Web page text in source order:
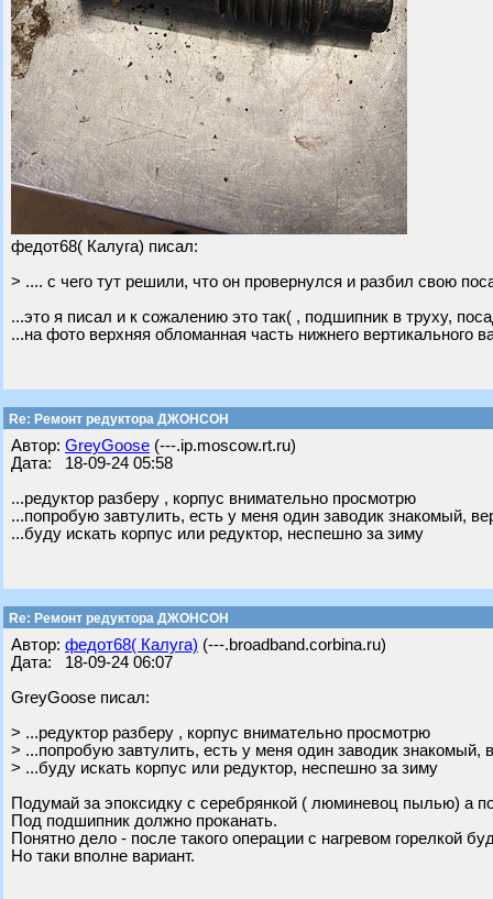
федот68( Калуга) писал:
> .... с чего тут решили, что он провернулся и разбил свою
...это я писал и к сожалению это так( , подшипник в труху,
...на фото верхняя обломанная часть нижнего вертикального
Re: Ремонт редуктора ДЖОНСОН
Автор: GreyGoose (---.ip.moscow.rt.ru)
Дата: 18-09-24 05:58
...редуктор разберу , корпус внимательно просмотрю
...попробую завтулить, есть у меня один заводик знакомый,
...буду искать корпус или редуктор, неспешно за зиму
Re: Ремонт редуктора ДЖОНСОН
Автор: федот68( Калуга) (---.broadband.corbina.ru)
Дата: 18-09-24 06:07
GreyGoose писал:
> ...редуктор разберу , корпус внимательно просмотрю
> ...попробую завтулить, есть у меня один заводик знакомый,
> ...буду искать корпус или редуктор, неспешно за зиму
Подумай за эпоксидку с серебрянкой ( люминевоц пылью) а
Под подшипник должно проканать.
Понятно дело - после такого операции с нагревом горелкой
Но таки вполне вариант.